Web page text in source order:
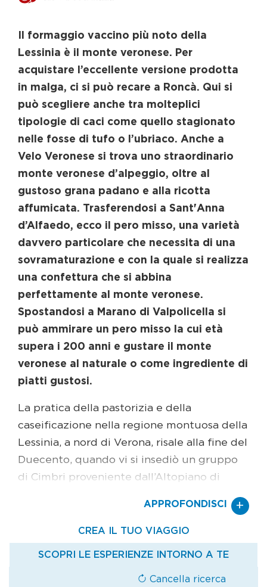
Il formaggio vaccino più noto della
Lessinia è il monte veronese. Per
acquistare l’eccellente versione prodotta
in malga, ci si può recare a Roncà. Qui si
può scegliere anche tra molteplici
tipologie di caci come quello stagionato
nelle fosse di tufo o l’ubriaco. Anche a
Velo Veronese si trova uno straordinario
monte veronese d’alpeggio, oltre al
gustoso grana padano e alla ricotta
affumicata. Trasferendosi a Sant'Anna
d’Alfaedo, ecco il pero misso, una varietà
davvero particolare che necessita di una
sovramaturazione e con la quale si realizza
una confettura che si abbina
perfettamente al monte veronese.
Spostandosi a Marano di Valpolicella si
può ammirare un pero misso la cui età
supera i 200 anni e gustare il monte
veronese al naturale o come ingrediente di
piatti gustosi.
La pratica della pastorizia e della
caseificazione nella regione montuosa della
Lessinia, a nord di Verona, risale alla fine del
Duecento, quando vi si insediò un gruppo
di Cimbri proveniente dall’Altopiano di
Asiago. Oggi il formaggio vaccino più noto
di queste terre è il monte veronese, che ha
ottenuto la Dop nel 1996. La denominazione
è stata concessa per due tipologie: a latte
semicotta. Il primo è consumato più fresco,
APPROFONDISCI +